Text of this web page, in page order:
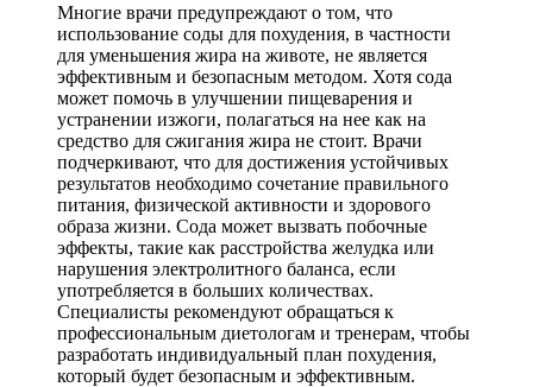
Многие врачи предупреждают о том, что
использование соды для похудения, в частности
для уменьшения жира на животе, не является
эффективным и безопасным методом. Хотя сода
может помочь в улучшении пищеварения и
устранении изжоги, полагаться на нее как на
средство для сжигания жира не стоит. Врачи
подчеркивают, что для достижения устойчивых
результатов необходимо сочетание правильного
питания, физической активности и здорового
образа жизни. Сода может вызвать побочные
эффекты, такие как расстройства желудка или
нарушения электролитного баланса, если
употребляется в больших количествах.
Специалисты рекомендуют обращаться к
профессиональным диетологам и тренерам, чтобы
разработать индивидуальный план похудения,
который будет безопасным и эффективным.